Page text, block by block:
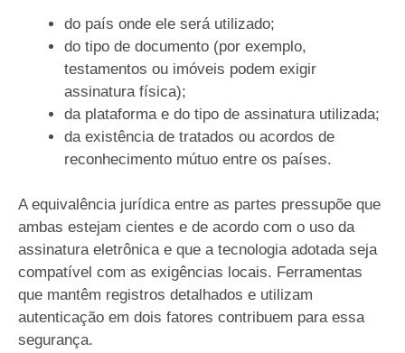
do país onde ele será utilizado;
do tipo de documento (por exemplo,
testamentos ou imóveis podem exigir
assinatura física);
da plataforma e do tipo de assinatura utilizada;
da existência de tratados ou acordos de
reconhecimento mútuo entre os países.
A equivalência jurídica entre as partes pressupõe que
ambas estejam cientes e de acordo com o uso da
assinatura eletrônica e que a tecnologia adotada seja
compatível com as exigências locais. Ferramentas
que mantêm registros detalhados e utilizam
autenticação em dois fatores contribuem para essa
segurança.